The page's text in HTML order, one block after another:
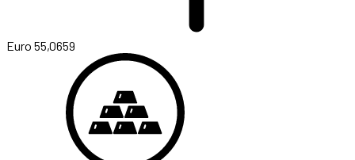
Euro 55,0659